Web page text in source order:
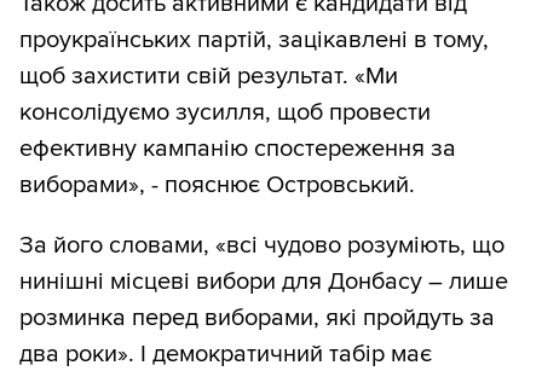
проукраїнських партій, зацікавлені в тому,
щоб захистити свій результат. «Ми
консолідуємо зусилля, щоб провести
ефективну кампанію спостереження за
виборами», - пояснює Островський.
За його словами, «всі чудово розуміють, що
нинішні місцеві вибори для Донбасу – лише
розминка перед виборами, які пройдуть за
два роки». І демократичний табір має